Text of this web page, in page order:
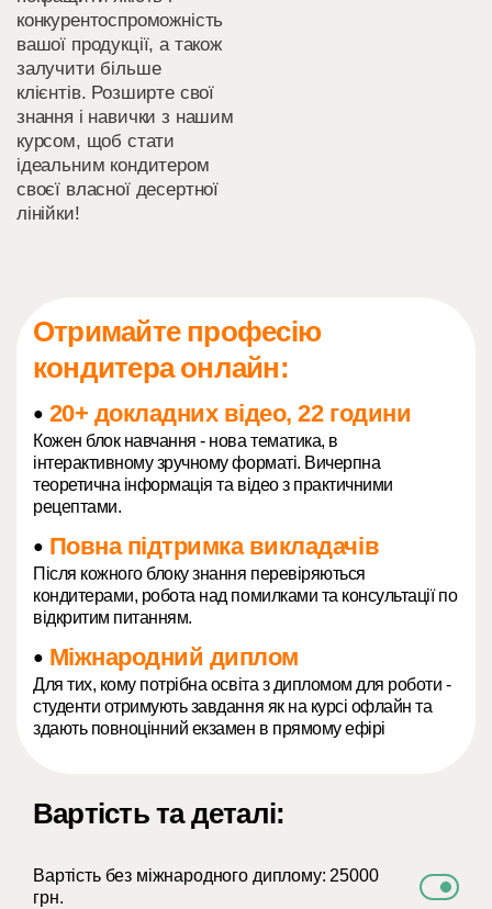
конкурентоспроможність
вашої продукції, а також
залучити більше
клієнтів. Розширте свої
знання і навички з нашим
курсом, щоб стати
ідеальним кондитером
своєї власної десертної
лінійки!
Отримайте професію
кондитера онлайн:
● 20+ докладних відео, 22 години
Кожен блок навчання - нова тематика, в
інтерактивному зручному форматі. Вичерпна
теоретична інформація та відео з практичними
рецептами.
● Повна підтримка викладачів
Після кожного блоку знання перевіряються
кондитерами, робота над помилками та консультації по
відкритим питанням.
● Міжнародний диплом
Для тих, кому потрібна освіта з дипломом для роботи -
студенти отримують завдання як на курсі офлайн та
здають повноцінний екзамен в прямому ефірі
Вартість та деталі:
Вартість без міжнародного диплому: 25000
грн.